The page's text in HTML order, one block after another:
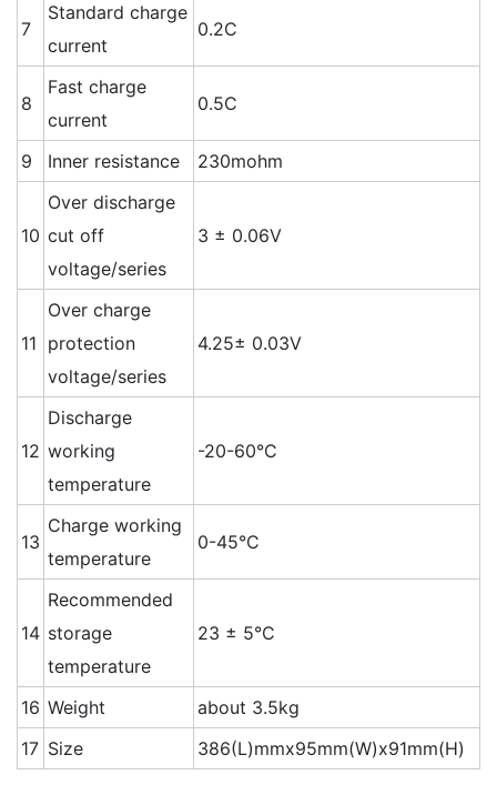
7
Standard charge
current
0.2C
8
Fast charge
current
0.5C
9 Inner resistance 230mohm
10
Over discharge
cut off
voltage/series
3 ± 0.06V
11
Over charge
protection
voltage/series
4.25± 0.03V
12
Discharge
working
temperature
-20-60°C
13
Charge working
temperature
0-45°C
14
Recommended
storage
temperature
23 ± 5°C
16 Weight
about 3.5kg
17 Size 386(L)mmx95mm(W)x91mm(H)